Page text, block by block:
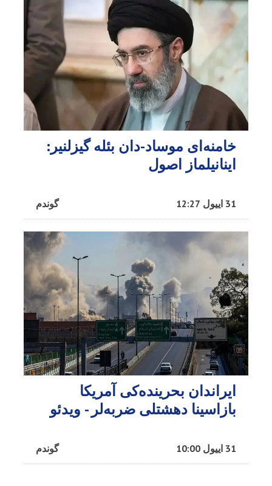
خامنه‌ای موساد-دان بئله گیزلنیر:
اینانیلماز اصول
گوندم 31 اییول 12:27
ایراندان بحرینده‌کی آمریکا
بازاسینا دهشتلی ضربه‌لر - ویدئو
گوندم 31 اییول 10:00